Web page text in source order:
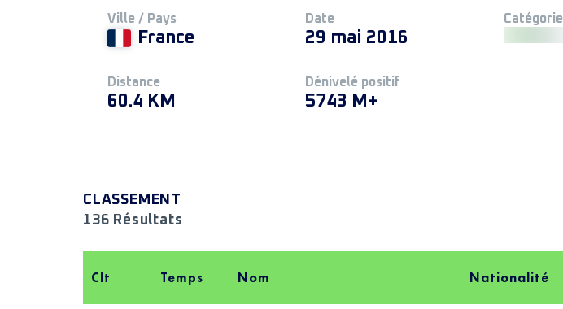
Ville / Pays
France
Date
29 mai 2016
Catégorie
Distance
60.4 KM
Dénivelé positif
5743 M+
CLASSEMENT
136 Résultats
Clt Temps Nom Nationalité